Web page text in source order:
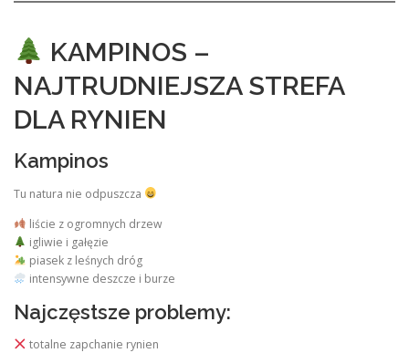
KAMPINOS –
NAJTRUDNIEJSZA STREFA
DLA RYNIEN
Kampinos
Tu natura nie odpuszcza
liście z ogromnych drzew
igliwie i gałęzie
piasek z leśnych dróg
intensywne deszcze i burze
Najczęstsze problemy:
totalne zapchanie rynien